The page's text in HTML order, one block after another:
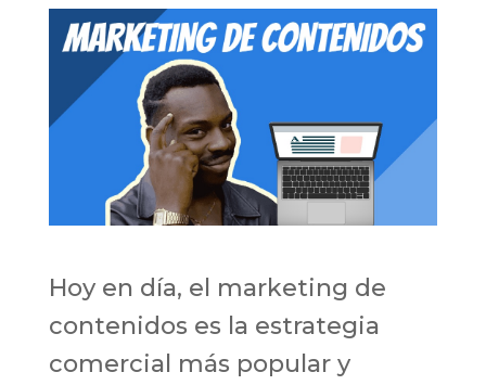
Hoy en día, el marketing de
contenidos es la estrategia
comercial más popular y